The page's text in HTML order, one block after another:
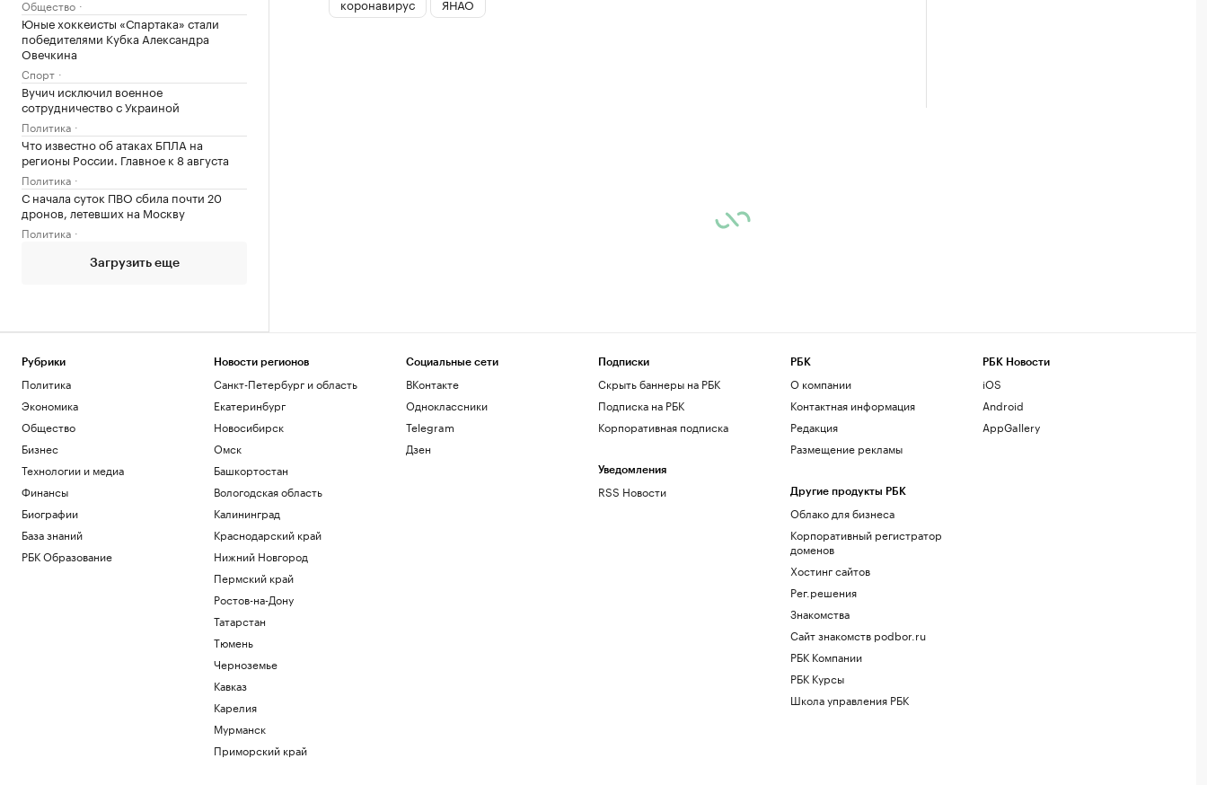
Общество
Юные хоккеисты «Спартака» стали
победителями Кубка Александра
Овечкина
Спорт
Вучич исключил военное
сотрудничество с Украиной
Политика
Что известно об атаках БПЛА на
регионы России. Главное к 8 августа
Политика
С начала суток ПВО сбила почти 20
дронов, летевших на Москву
Политика
Загрузить еще
Рубрики
Политика
Экономика
Общество
Бизнес
Технологии и медиа
Финансы
Биографии
База знаний
РБК Образование
Новости регионов
Санкт-Петербург и область
Екатеринбург
Новосибирск
Омск
Башкортостан
Вологодская область
Калининград
Краснодарский край
Нижний Новгород
Пермский край
Ростов-на-Дону
Татарстан
Тюмень
Черноземье
Кавказ
Карелия
Мурманск
Приморский край
Социальные сети
ВКонтакте
Одноклассники
Telegram
Дзен
Подписки
Скрыть баннеры на РБК
Подписка на РБК
Корпоративная подписка
Уведомления
RSS Новости
РБК
О компании
Контактная информация
Редакция
Размещение рекламы
Другие продукты РБК
Облако для бизнеса
Корпоративный регистратор
доменов
Хостинг сайтов
Рег.решения
Знакомства
Сайт знакомств podbor.ru
РБК Компании
РБК Курсы
Школа управления РБК
РБК Новости
iOS
Android
AppGallery